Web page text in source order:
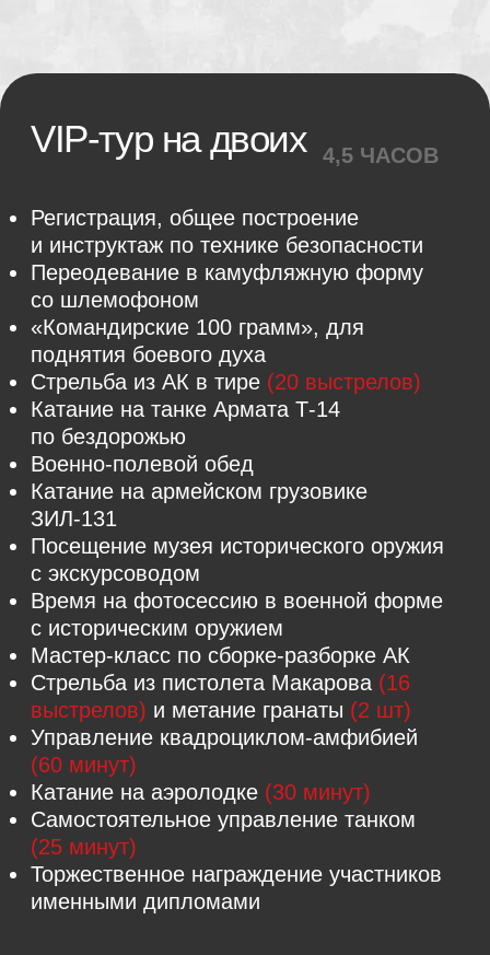
Интересные маршруты
Разной сложность. Квадроциклы
развивают скорость до 100 км/ч,
с лёгкостью проходят по болоту,
переезжают поваленные стволы
деревьев, плавают. Зимой есть опция
провалиться под лёд на глубине!
ВАМ ТОЧНО
ПОНРАВИТСЯ